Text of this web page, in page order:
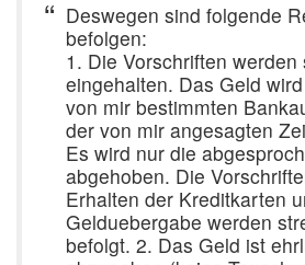
Deswegen sind folgende
befolgen:
1. Die Vorschriften werden
eingehalten. Das Geld
von mir bestimmten
der von mir angesagten
Es wird nur die
abgehoben. Die
Erhalten der Kreditkarten
Gelduebergabe werden
befolgt. 2. Das Geld ist